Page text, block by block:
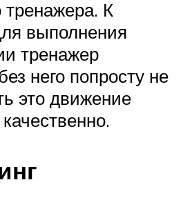
тренажера. К
выполнения
тренажер
него попросту не
это движение